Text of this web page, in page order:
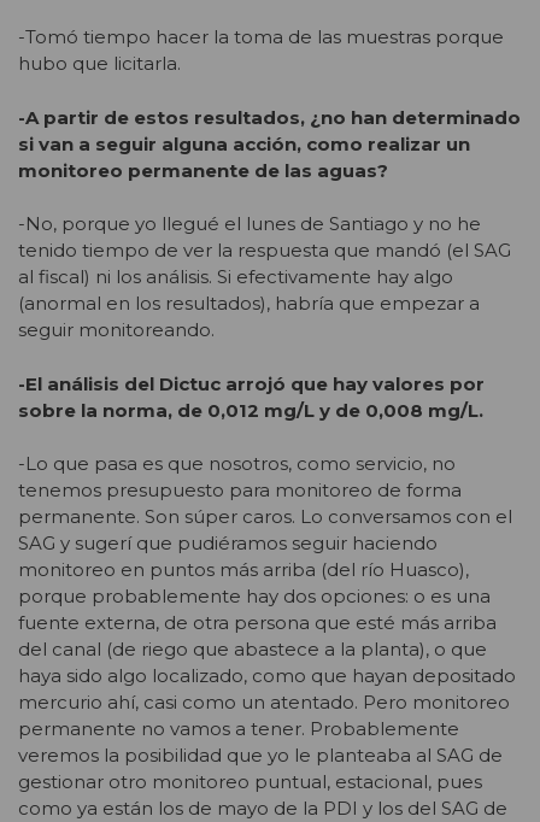
-Tomó tiempo hacer la toma de las muestras porque
hubo que licitarla.
-A partir de estos resultados, ¿no han determinado
si van a seguir alguna acción, como realizar un
monitoreo permanente de las aguas?
-No, porque yo llegué el lunes de Santiago y no he
tenido tiempo de ver la respuesta que mandó (el SAG
al fiscal) ni los análisis. Si efectivamente hay algo
(anormal en los resultados), habría que empezar a
seguir monitoreando.
-El análisis del Dictuc arrojó que hay valores por
sobre la norma, de 0,012 mg/L y de 0,008 mg/L.
-Lo que pasa es que nosotros, como servicio, no
tenemos presupuesto para monitoreo de forma
permanente. Son súper caros. Lo conversamos con el
SAG y sugerí que pudiéramos seguir haciendo
monitoreo en puntos más arriba (del río Huasco),
porque probablemente hay dos opciones: o es una
fuente externa, de otra persona que esté más arriba
del canal (de riego que abastece a la planta), o que
haya sido algo localizado, como que hayan depositado
mercurio ahí, casi como un atentado. Pero monitoreo
permanente no vamos a tener. Probablemente
veremos la posibilidad que yo le planteaba al SAG de
gestionar otro monitoreo puntual, estacional, pues
como ya están los de mayo de la PDI y los del SAG de